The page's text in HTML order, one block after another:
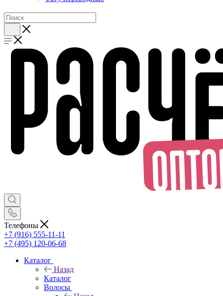
Телефоны
+7 (916) 555-11-11
+7 (495) 120-06-68
Каталог
Назад
Каталог
Волосы